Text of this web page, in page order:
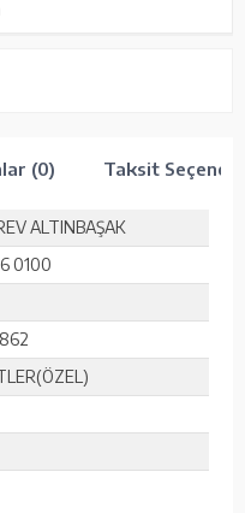
(0) Taksit
ALTINBAŞAK
0100